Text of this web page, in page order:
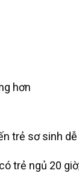
hơn
trẻ sơ sinh
trẻ ngủ 20